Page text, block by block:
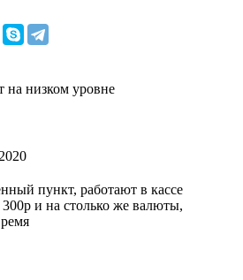
на низком уровне
пункт, работают в кассе
и на столько же валюты,